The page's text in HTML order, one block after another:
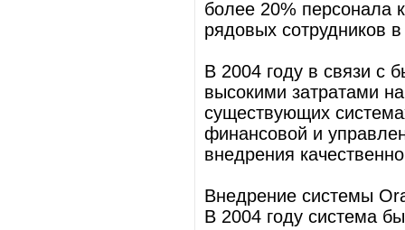
более 20% персонала
рядовых сотрудников
В 2004 году в связи с
высокими затратами
существующих
финансовой и
внедрения
Внедрение системы
В 2004 году система